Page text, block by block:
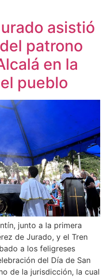
asistió
patrono
en la
pueblo
junto a la primera
de Jurado, y el Tren
a los feligreses
del Día de San
de la jurisdicción, la cual